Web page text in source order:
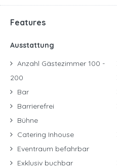
Features
Ausstattung
Anzahl Gästezimmer 100 -
200
Bar
Barrierefrei
Bühne
Catering Inhouse
Eventraum befahrbar
Exklusiv buchbar